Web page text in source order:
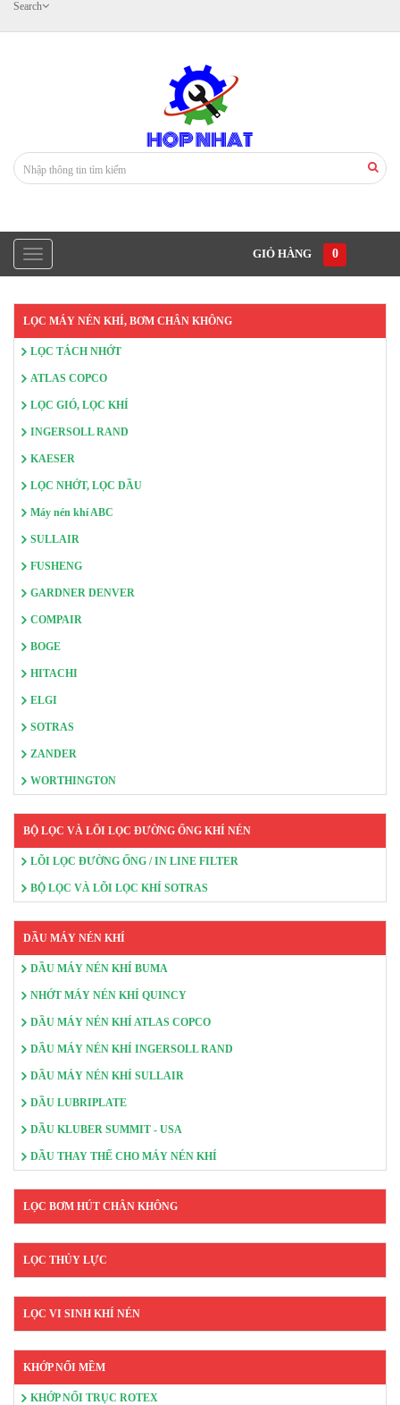
Search
GIỎ HÀNG 0
LỌC MÁY NÉN KHÍ, BƠM CHÂN KHÔNG
LỌC TÁCH NHỚT
ATLAS COPCO
LỌC GIÓ, LỌC KHÍ
INGERSOLL RAND
KAESER
LỌC NHỚT, LỌC DẦU
Máy nén khí ABC
SULLAIR
FUSHENG
GARDNER DENVER
COMPAIR
BOGE
HITACHI
ELGI
SOTRAS
ZANDER
WORTHINGTON
BỘ LỌC VÀ LÕI LỌC ĐƯỜNG ỐNG KHÍ NÉN
LÕI LỌC ĐƯỜNG ỐNG / IN LINE FILTER
BỘ LỌC VÀ LÕI LỌC KHÍ SOTRAS
DẦU MÁY NÉN KHÍ
DẦU MÁY NÉN KHÍ BUMA
NHỚT MÁY NÉN KHÍ QUINCY
DẦU MÁY NÉN KHÍ ATLAS COPCO
DẦU MÁY NÉN KHÍ INGERSOLL RAND
DẦU MÁY NÉN KHÍ SULLAIR
DẦU LUBRIPLATE
DẦU KLUBER SUMMIT - USA
DẦU THAY THẾ CHO MÁY NÉN KHÍ
LỌC BƠM HÚT CHÂN KHÔNG
LỌC THỦY LỰC
LỌC VI SINH KHÍ NÉN
KHỚP NỐI MỀM
KHỚP NỐI TRỤC ROTEX